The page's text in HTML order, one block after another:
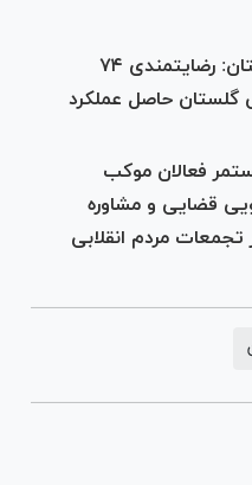
رئیس کل دادگستری گلستان: رضایتمندی ۷۴
گلستان حاصل عملکرد
مستمر فعالان موکب
قضایی و مشاوره
مردم انقلابی